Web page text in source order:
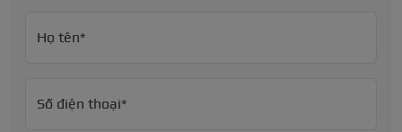
Họ tên*
Số điện thoại*